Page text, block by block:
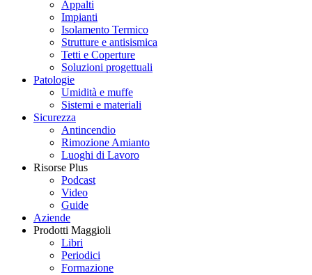
Appalti
Impianti
Isolamento Termico
Strutture e antisismica
Tetti e Coperture
Soluzioni progettuali
Patologie
Umidità e muffe
Sistemi e materiali
Sicurezza
Antincendio
Rimozione Amianto
Luoghi di Lavoro
Risorse Plus
Podcast
Video
Guide
Aziende
Prodotti Maggioli
Libri
Periodici
Formazione